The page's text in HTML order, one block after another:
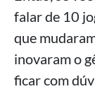
falar de 10
que
inovaram o
ficar com